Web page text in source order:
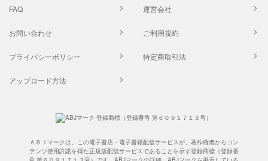
FAQ 運営会社
お問い合わせ ご利用規約
プライバシーポリシー 特定商取引法
アップロード方法
ＡＢＪマークは、この電子書店・電子書籍配信サービスが、著作権者からコン
テンツ使用許諾を得た正規版配信サービスであることを示す登録商標（登録番